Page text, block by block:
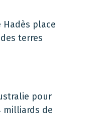
Hadès place
terres
pour
milliards de